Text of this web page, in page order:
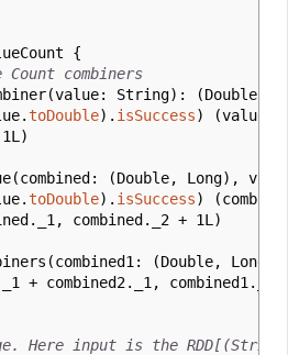
{
combiners
(value: String) : (Double,
toDouble) . isSuccess) (value.
)
(combined : (Double, Long) ,
toDouble) . isSuccess) (
1, combined. 2 + 1L )
(combined1 : (Double, Long
1 + combined2. 1, combined1.
Here input is the